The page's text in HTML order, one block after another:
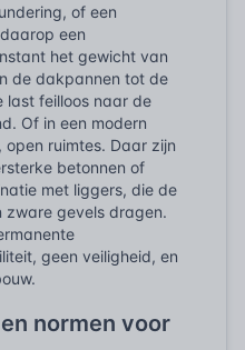
of een
een
het gewicht van
de dakpannen tot de
last feilloos naar de
Of in een modern
ruimtes. Daar zijn
betonnen of
met liggers, die de
zware gevels dragen.
geen veiligheid, en
normen voor